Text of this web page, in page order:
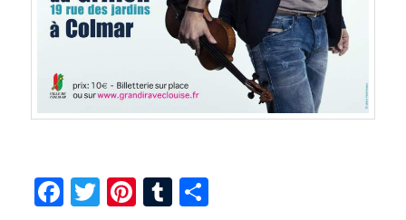
Facebook
Twitter
Pinterest
Tumblr